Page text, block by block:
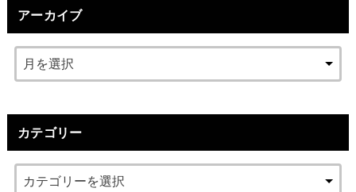
アーカイブ
カテゴリー